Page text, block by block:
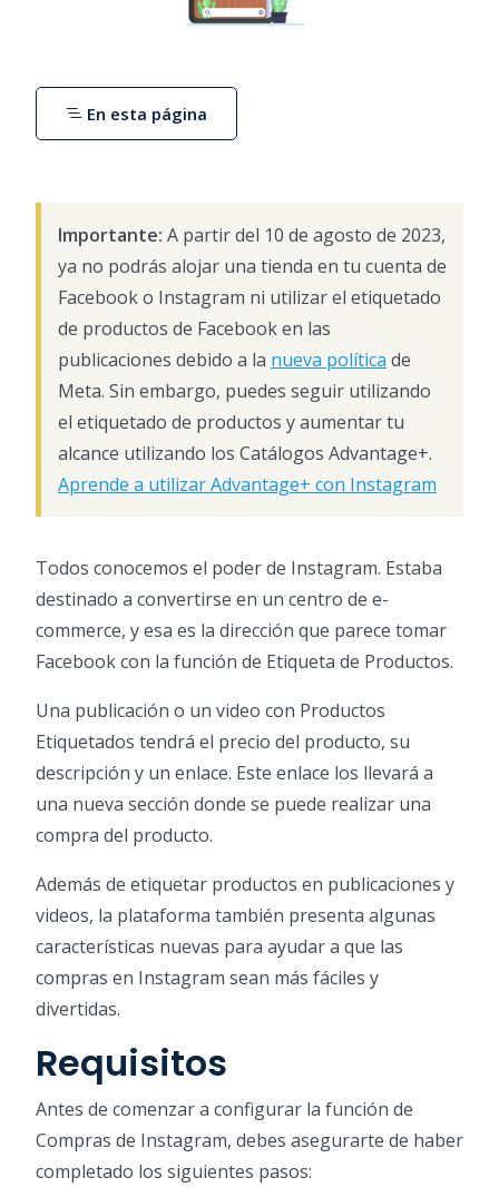
Importante: A partir del 10 de agosto de 2023,
ya no podrás alojar una tienda en tu cuenta de
Facebook o Instagram ni utilizar el etiquetado
de productos de Facebook en las
publicaciones debido a la nueva política de
Meta. Sin embargo, puedes seguir utilizando
el etiquetado de productos y aumentar tu
alcance utilizando los Catálogos Advantage+.
Aprende a utilizar Advantage+ con Instagram
Todos conocemos el poder de Instagram. Estaba
destinado a convertirse en un centro de e-
commerce, y esa es la dirección que parece tomar
Facebook con la función de Etiqueta de Productos.
Una publicación o un video con Productos
Etiquetados tendrá el precio del producto, su
descripción y un enlace. Este enlace los llevará a
una nueva sección donde se puede realizar una
compra del producto.
Además de etiquetar productos en publicaciones y
videos, la plataforma también presenta algunas
características nuevas para ayudar a que las
compras en Instagram sean más fáciles y
divertidas.
Requisitos
Antes de comenzar a configurar la función de
Compras de Instagram, debes asegurarte de haber
completado los siguientes pasos:
En esta página